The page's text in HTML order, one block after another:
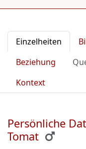
Einzelheiten
Beziehung
Kontext
Persönliche
Tomat